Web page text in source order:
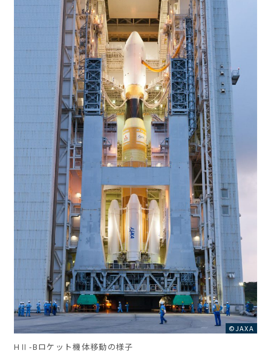
©JAXA
HⅡ-Bロケット機体移動の様子